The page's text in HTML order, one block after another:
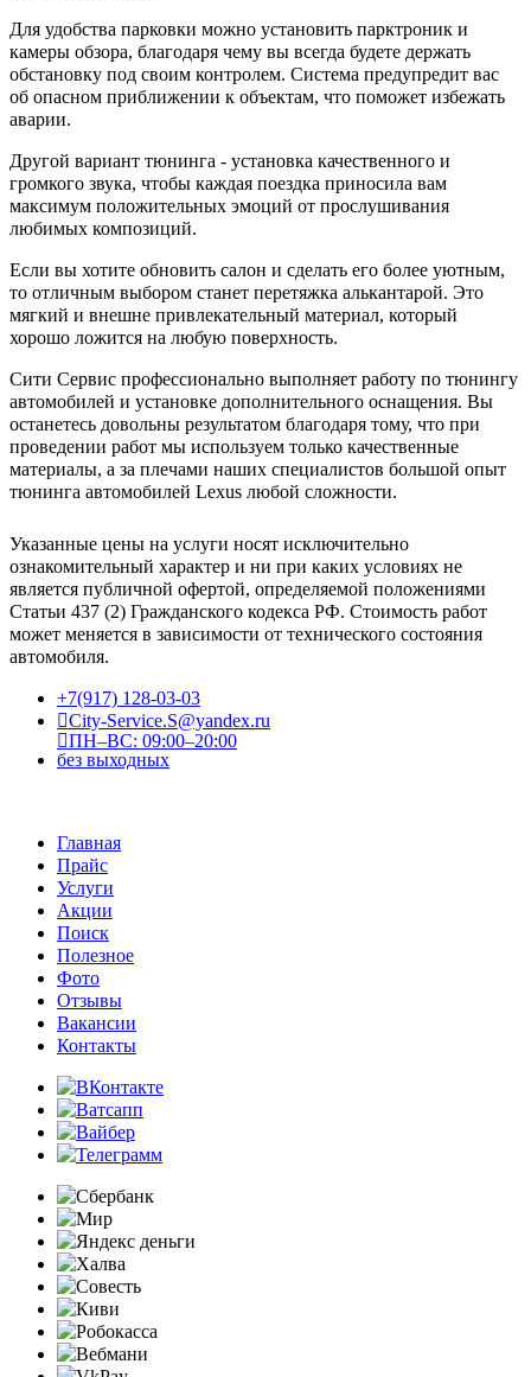
Для удобства парковки можно установить парктроник и
камеры обзора, благодаря чему вы всегда будете держать
обстановку под своим контролем. Система предупредит вас
об опасном приближении к объектам, что поможет избежать
аварии.
Другой вариант тюнинга - установка качественного и
громкого звука, чтобы каждая поездка приносила вам
максимум положительных эмоций от прослушивания
любимых композиций.
Если вы хотите обновить салон и сделать его более уютным,
то отличным выбором станет перетяжка алькантарой. Это
мягкий и внешне привлекательный материал, который
хорошо ложится на любую поверхность.
Сити Сервис профессионально выполняет работу по тюнингу
автомобилей и установке дополнительного оснащения. Вы
останетесь довольны результатом благодаря тому, что при
проведении работ мы используем только качественные
материалы, а за плечами наших специалистов большой опыт
тюнинга автомобилей Lexus любой сложности.
Указанные цены на услуги носят исключительно
ознакомительный характер и ни при каких условиях не
является публичной офертой, определяемой положениями
Статьи 437 (2) Гражданского кодекса РФ. Стоимость работ
может меняется в зависимости от технического состояния
автомобиля.
+7(917) 128-03-03
City-Service.S@yandex.ru
ПН–ВС: 09:00–20:00
без выходных
Главная
Прайс
Услуги
Акции
Поиск
Полезное
Фото
Отзывы
Вакансии
Контакты